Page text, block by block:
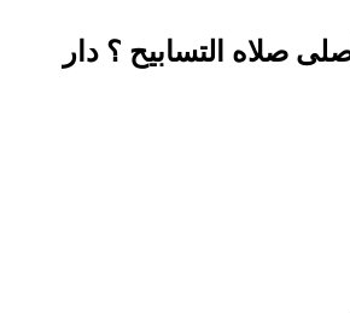
صلاه التسابيح ؟ دار